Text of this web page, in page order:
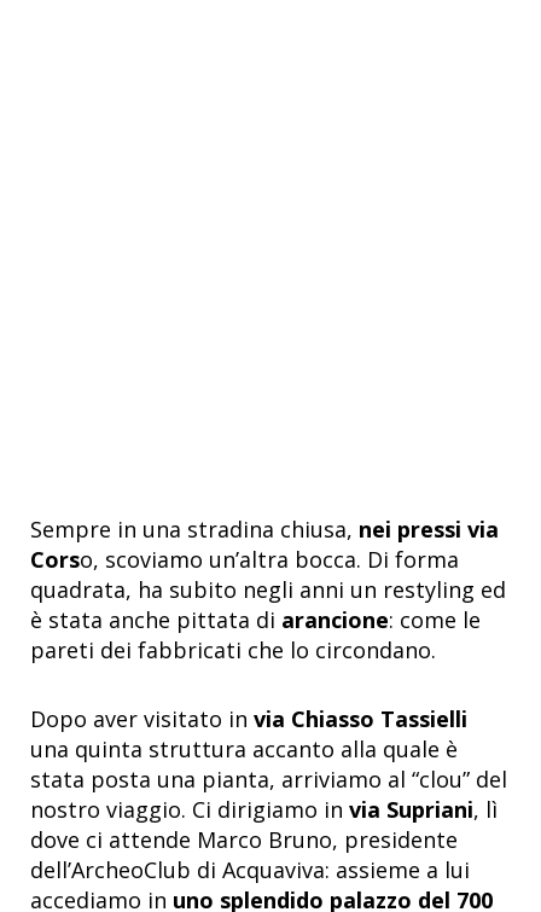
Sempre in una stradina chiusa, nei pressi via
Corso, scoviamo un’altra bocca. Di forma
quadrata, ha subito negli anni un restyling ed
è stata anche pittata di arancione: come le
pareti dei fabbricati che lo circondano.
Dopo aver visitato in via Chiasso Tassielli
una quinta struttura accanto alla quale è
stata posta una pianta, arriviamo al “clou” del
nostro viaggio. Ci dirigiamo in via Supriani, lì
dove ci attende Marco Bruno, presidente
dell’ArcheoClub di Acquaviva: assieme a lui
accediamo in uno splendido palazzo del 700